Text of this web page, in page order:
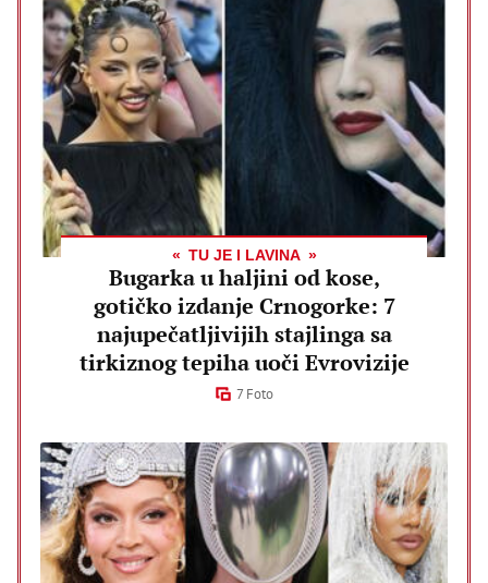
TU JE I LAVINA
Bugarka u haljini od kose,
gotičko izdanje Crnogorke: 7
najupečatljivijih stajlinga sa
tirkiznog tepiha uoči Evrovizije
7 Foto